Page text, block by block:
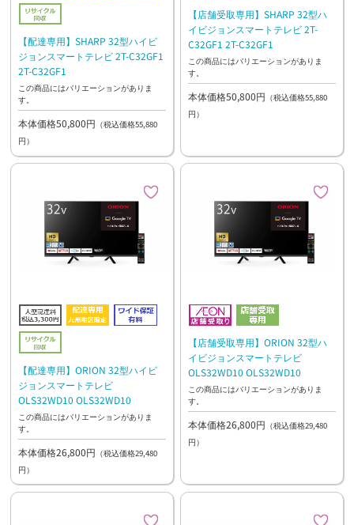
【配達専用】SHARP 32型ハイビ
ジョンスマートテレビ 2T-C32GF1
2T-C32GF1
この商品にはバリエーションがありま
す。
本体価格50,800円 （税込価格55,880
円）
【店舗受取専用】SHARP 32型ハ
イビジョンスマートテレビ 2T-
C32GF1 2T-C32GF1
この商品にはバリエーションがありま
す。
本体価格50,800円 （税込価格55,880
円）
【配達専用】ORION 32型ハイビ
ジョンスマートテレビ
OLS32WD10 OLS32WD10
この商品にはバリエーションがありま
す。
本体価格26,800円 （税込価格29,480
円）
【店舗受取専用】ORION 32型ハ
イビジョンスマートテレビ
OLS32WD10 OLS32WD10
この商品にはバリエーションがありま
す。
本体価格26,800円 （税込価格29,480
円）